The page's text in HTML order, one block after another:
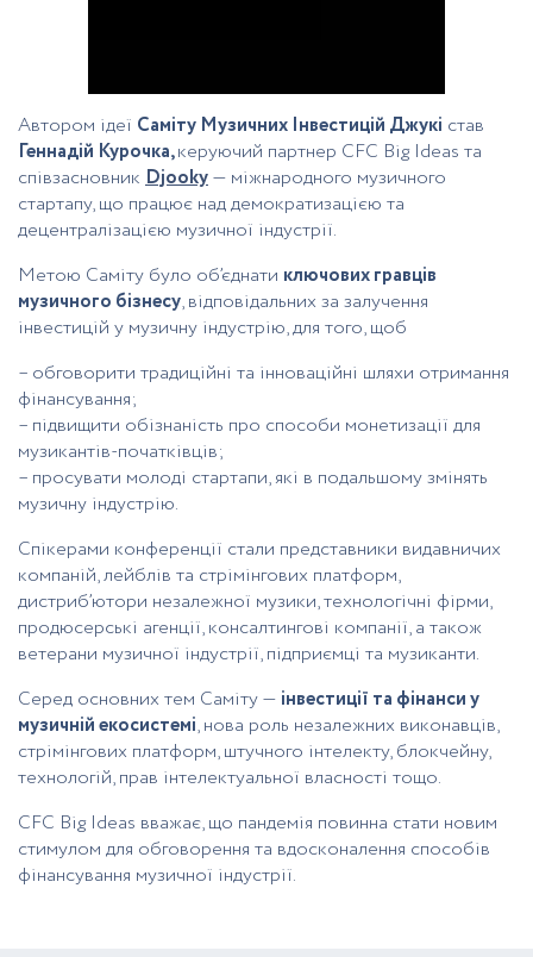
Автором ідеї Саміту Музичних Інвестицій Джукі став
Геннадій Курочка,керуючий партнер CFC Big Ideas та
співзасновник Djooky— міжнародного музичного
стартапу, що працює над демократизацією та
децентралізацією музичної індустрії.
Метою Саміту було об’єднати ключових гравців
музичного бізнесу, відповідальних за залучення
інвестицій у музичну індустрію, для того, щоб
– обговорити традиційні та інноваційні шляхи отримання
фінансування;
– підвищити обізнаність про способи монетизації для
музикантів-початківців;
– просувати молоді стартапи, які в подальшому змінять
музичну індустрію.
Спікерами конференції стали представники видавничих
компаній, лейблів та стрімінгових платформ,
дистриб’ютори незалежної музики, технологічні фірми,
продюсерські агенції, консалтингові компанії, а також
ветерани музичної індустрії, підприємці та музиканти.
Серед основних тем Саміту — інвестиції та фінанси у
музичній екосистемі, нова роль незалежних виконавців,
стрімінгових платформ, штучного інтелекту, блокчейну,
технологій, прав інтелектуальної власності тощо.
CFC Big Ideas вважає, що пандемія повинна стати новим
стимулом для обговорення та вдосконалення способів
фінансування музичної індустрії.